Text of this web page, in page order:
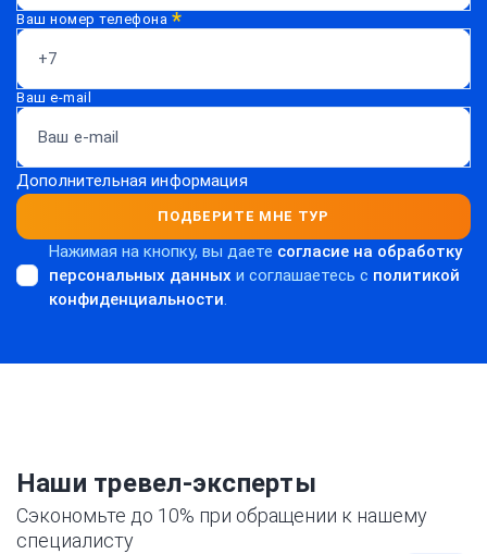
Ваш номер телефона *
Ваш e-mail
Дополнительная информация
ПОДБЕРИТЕ МНЕ ТУР
Нажимая на кнопку, вы даете согласие на обработку
персональных данных и соглашаетесь c политикой
конфиденциальности.
Наши тревел-эксперты
Сэкономьте до 10% при обращении к нашему
специалисту